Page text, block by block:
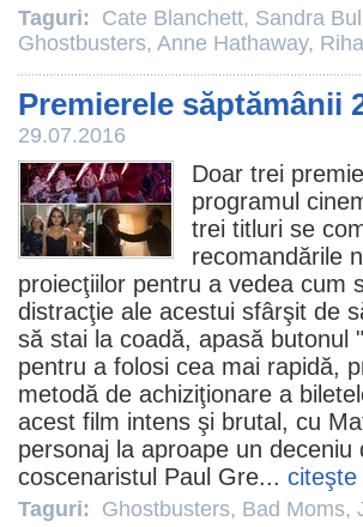
Taguri: Cate Blanchett, Sandra
Ghostbusters, Anne Hathaway,
Premierele săptămânii
29.07.2016
Doar trei
programul
trei titluri se
recomandările
proiecţiilor pentru a vedea cum
distracţie ale acestui sfârşit de
să stai la coadă, apasă butonul
pentru a folosi cea mai rapidă,
metodă de achiziţionare a
acest film intens şi brutal, cu
personaj la aproape un
coscenaristul Paul Gre... citeşte
Taguri: Ghostbusters, Bad Moms,